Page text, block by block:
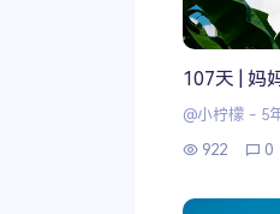
107天 | 妈
@小柠檬 - 5
922
0